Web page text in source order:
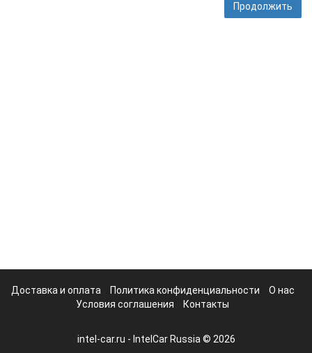
Продолжить
Доставка и оплата Политика конфиденциальности
О нас
Условия соглашения
Контакты
intel-car.ru - IntelCar Russia © 2026